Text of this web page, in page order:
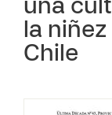
una
la
Chile